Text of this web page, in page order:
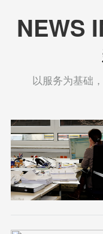
NEWS
以服务为基础